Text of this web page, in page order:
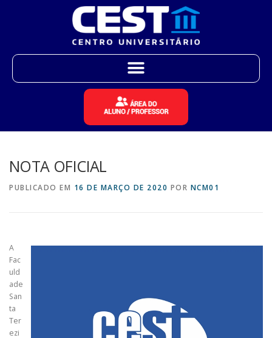
NOTA OFICIAL
PUBLICADO EM 16 DE MARÇO DE 2020 POR NCM01
A
Fac
uld
ade
San
ta
Ter
ezi